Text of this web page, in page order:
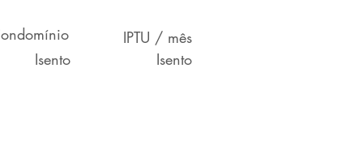
Isento
IPTU / mês
Isento